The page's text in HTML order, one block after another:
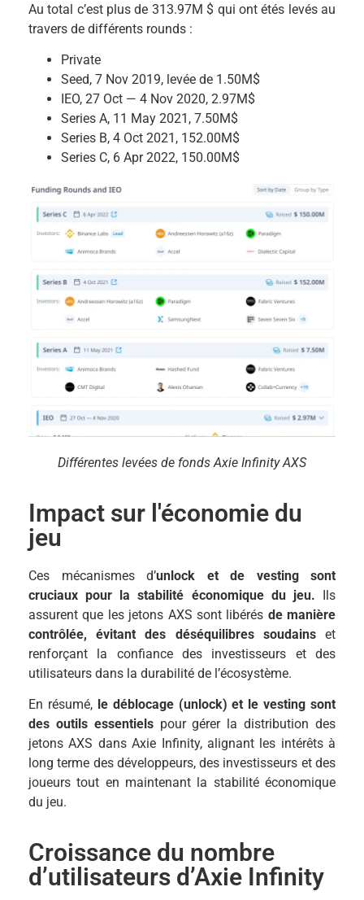
Au total c’est plus de 313.97M $ qui ont étés levés au
travers de différents rounds :
Private
Seed, 7 Nov 2019, levée de 1.50M$
IEO, 27 Oct — 4 Nov 2020, 2.97M$
Series A, 11 May 2021, 7.50M$
Series B, 4 Oct 2021, 152.00M$
Series C, 6 Apr 2022, 150.00M$
Différentes levées de fonds Axie Infinity AXS
Impact sur l'économie du
jeu
Ces mécanismes d’unlock et de vesting sont
cruciaux pour la stabilité économique du jeu. Ils
assurent que les jetons AXS sont libérés de manière
contrôlée, évitant des déséquilibres soudainset
renforçant la confiance des investisseurs et des
utilisateurs dans la durabilité de l’écosystème.
En résumé,le déblocage (unlock) et le vesting sont
des outils essentielspour gérer la distribution des
jetons AXS dans Axie Infinity, alignant les intérêts à
long terme des développeurs, des investisseurs et des
joueurs tout en maintenant la stabilité économique
du jeu.
Croissance du nombre
d’utilisateurs d’Axie Infinity